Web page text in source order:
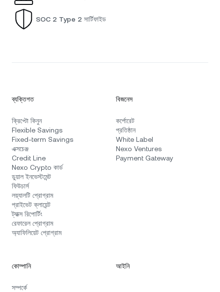
SOC 2 Type 2 সার্টিফাইড
ব্যক্তিগত
ক্রিপ্টো কিনুন
Flexible Savings
Fixed-term Savings
এক্সচেঞ্জ
Credit Line
Nexo Crypto কার্ড
ডুয়াল ইনভেস্টমেন্ট
ফিউচার্স
লয়্যালটি প্রোগ্রাম
প্রাইভেট ক্লায়েন্ট
ট্যাক্স রিপোর্টিং
রেফারেল প্রোগ্রাম
অ্যাফিলিয়েট প্রোগ্রাম
বিজনেস
কর্পোরেট
প্রতিষ্ঠান
White Label
Nexo Ventures
Payment Gateway
কোম্পানি
সম্পর্কে
আইনি